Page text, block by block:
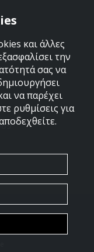
και άλλες
την
σας να
να παρέχει
ρυθμίσεις για